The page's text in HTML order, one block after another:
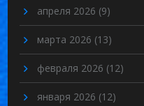
апреля 2026 (9)
марта 2026 (13)
февраля 2026 (12)
января 2026 (12)